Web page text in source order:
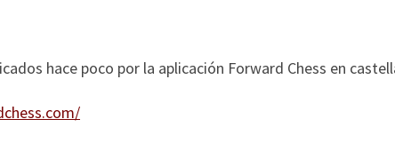
hace poco por la aplicación Forward Chess en